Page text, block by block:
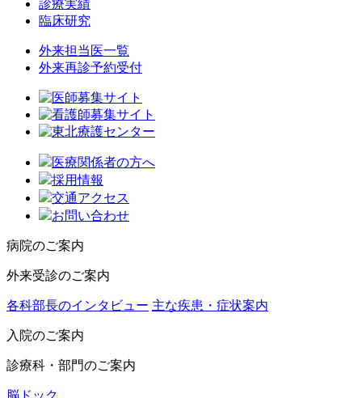
診療実績
臨床研究
外来担当医一覧
外来再診予約受付
医療関係者の方へ
採用情報
交通アクセス
お問い合わせ
病院のご案内
外来受診のご案内
各科部長のインタビュー 主な疾患・症状案内
入院のご案内
診療科・部門のご案内
脳ドック